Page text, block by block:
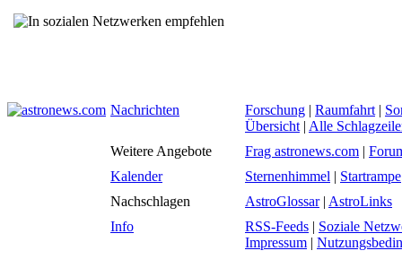
Nachrichten Forschung | Raumfahrt |
Übersicht | Alle
Weitere Angebote
Frag astronews.com |
Kalender
Sternenhimmel | Startrampe
Nachschlagen
AstroGlossar| AstroLinks
Info
RSS-Feeds | Soziale
Impressum |